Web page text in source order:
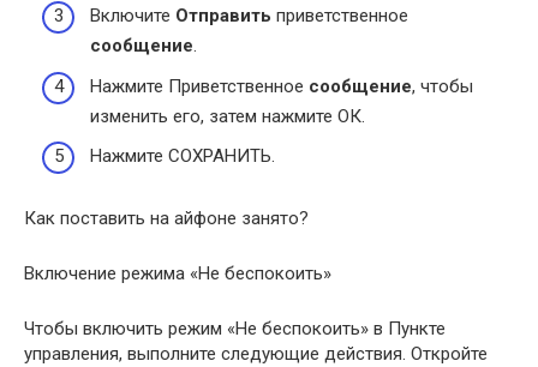
Включите Отправить приветственное
сообщение.
Нажмите Приветственное сообщение, чтобы
изменить его, затем нажмите ОК.
Нажмите СОХРАНИТЬ.
Как поставить на айфоне занято?
Включение режима «Не беспокоить»
Чтобы включить режим «Не беспокоить» в Пункте
управления, выполните следующие действия. Откройте